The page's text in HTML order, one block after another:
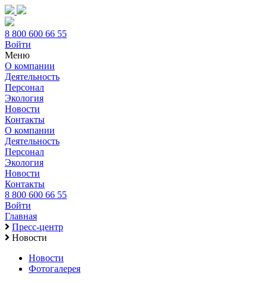
8 800 600 66 55
Войти
Меню
О компании
Деятельность
Персонал
Экология
Новости
Контакты
О компании
Деятельность
Персонал
Экология
Новости
Контакты
8 800 600 66 55
Войти
Главная
Пресс-центр
Новости
Новости
Фотогалерея